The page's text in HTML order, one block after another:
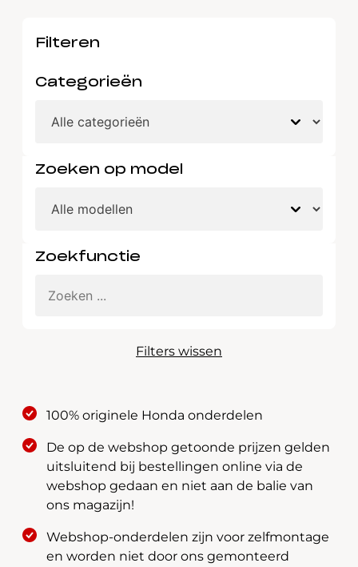
Filteren
Categorieën
Zoeken op model
Zoekfunctie
Filters wissen
100% originele Honda onderdelen
De op de webshop getoonde prijzen gelden
uitsluitend bij bestellingen online via de
webshop gedaan en niet aan de balie van
ons magazijn!
Webshop-onderdelen zijn voor zelfmontage
en worden niet door ons gemonteerd